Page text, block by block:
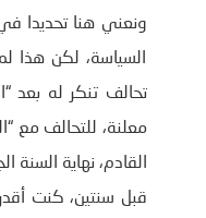
ونعني هنا تحديدا
السياسة، لكن هذا
تحالف تنكر له بعد
القادم، نهاية السنة
قبل سنتين، كنت